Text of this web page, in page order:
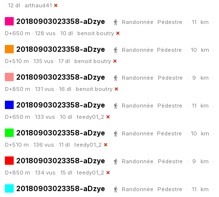
· 12 dl · arthaud41
20180903023358-aDzye
Randonnée Pédestre · 11 km ·
D+650 m · 128 vus · 10 dl · benoit.boutry
20180903023358-aDzye
Randonnée Pédestre · 10 km ·
D+510 m · 135 vus · 17 dl · benoit.boutry
20180903023358-aDzye
Randonnée Pédestre · 9 km ·
D+850 m · 131 vus · 16 dl · benoit.boutry
20180903023358-aDzye
Randonnée Pédestre · 11 km ·
D+650 m · 133 vus · 10 dl · teedy01_2
20180903023358-aDzye
Randonnée Pédestre · 10 km ·
D+510 m · 136 vus · 11 dl · teedy01_2
20180903023358-aDzye
Randonnée Pédestre · 9 km ·
D+850 m · 134 vus · 15 dl · teedy01_2
20180903023358-aDzye
Randonnée Pédestre · 11 km ·